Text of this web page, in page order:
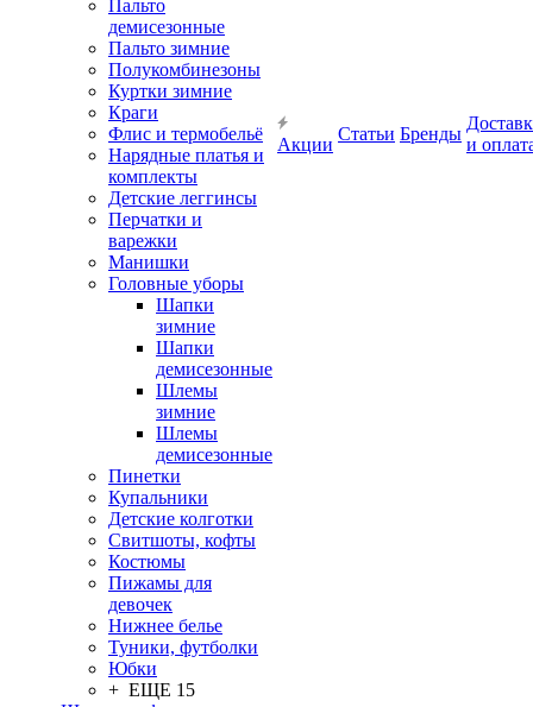
Пальто
демисезонные
Пальто зимние
Полукомбинезоны
Куртки зимние
Краги
Флис и термобельё
Нарядные платья и
комплекты
Детские леггинсы
Перчатки и
варежки
Манишки
Головные уборы
Шапки
зимние
Шапки
демисезонные
Шлемы
зимние
Шлемы
демисезонные
Пинетки
Купальники
Детские колготки
Свитшоты, кофты
Костюмы
Пижамы для
девочек
Нижнее белье
Туники, футболки
Юбки
+ ЕЩЕ 15
Акции
Статьи Бренды
и